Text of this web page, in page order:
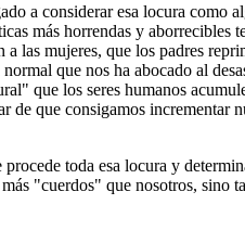
a considerar esa locura
más horrendas y
las mujeres, que los padres
que nos ha abocado al
que los seres humanos
de que consigamos incrementar
toda esa locura y
"cuerdos" que nosotros,